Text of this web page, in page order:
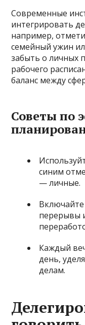
Современные
интегрировать
например,
семейный ужин
забыть о личных
рабочего
баланс между
Советы по
синим
— личные.
Включайте
перерывы
Каждый
день,
делам.